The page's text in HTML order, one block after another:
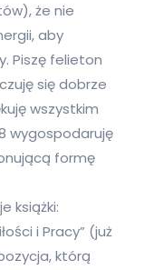
że nie
aby
Piszę felieton
się dobrze
wszystkim
wygospodaruję
formę
książki:
i Pracy” (już
którą